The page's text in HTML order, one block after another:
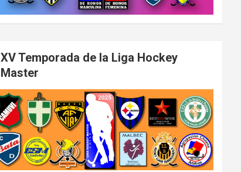
XV Temporada de la Liga Hockey
Master